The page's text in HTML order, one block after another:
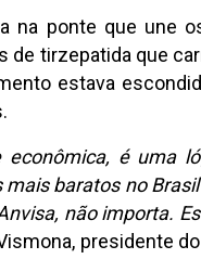
na ponte que une
de tirzepatida que
estava
econômica, é uma
baratos no
não importa.
presidente